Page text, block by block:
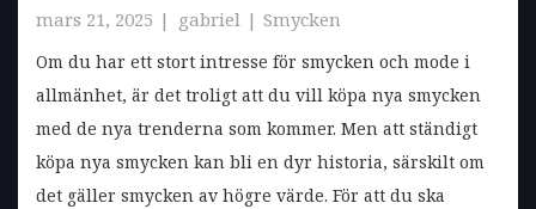
mars 21, 2025 gabriel Smycken
Om du har ett stort intresse för smycken och mode i
allmänhet, är det troligt att du vill köpa nya smycken
med de nya trenderna som kommer. Men att ständigt
köpa nya smycken kan bli en dyr historia, särskilt om
det gäller smycken av högre värde. För att du ska